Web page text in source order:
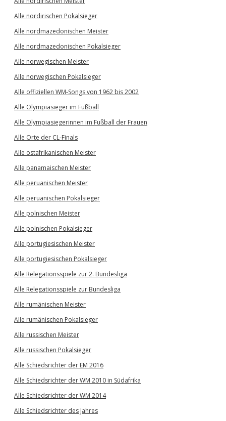
Alle nordirischen Pokalsieger
Alle nordmazedonischen Meister
Alle nordmazedonischen Pokalsieger
Alle norwegischen Meister
Alle norwegischen Pokalsieger
Alle offiziellen WM-Songs von 1962 bis 2002
Alle Olympiasieger im Fußball
Alle Olympiasiegerinnen im Fußball der Frauen
Alle Orte der CL-Finals
Alle ostafrikanischen Meister
Alle panamaischen Meister
Alle peruanischen Meister
Alle peruanischen Pokalsieger
Alle polnischen Meister
Alle polnischen Pokalsieger
Alle portugiesischen Meister
Alle portugiesischen Pokalsieger
Alle Relegationsspiele zur 2. Bundesliga
Alle Relegationsspiele zur Bundesliga
Alle rumänischen Meister
Alle rumänischen Pokalsieger
Alle russischen Meister
Alle russischen Pokalsieger
Alle Schiedsrichter der EM 2016
Alle Schiedsrichter der WM 2010 in Südafrika
Alle Schiedsrichter der WM 2014
Alle Schiedsrichter des Jahres